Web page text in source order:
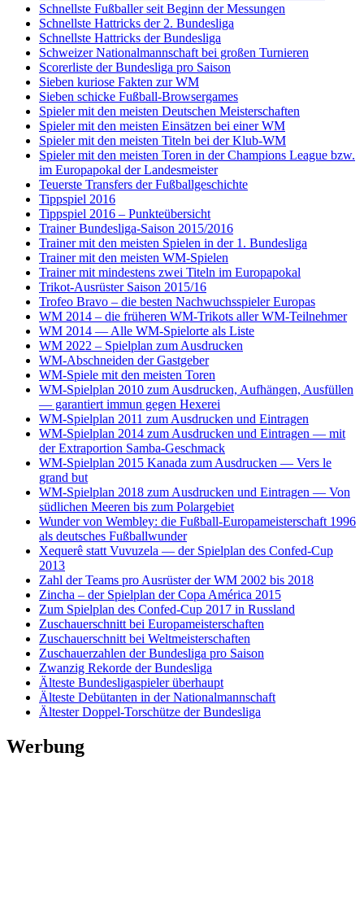
Schnellste Fußballer seit Beginn der Messungen
Schnellste Hattricks der 2. Bundesliga
Schnellste Hattricks der Bundesliga
Schweizer Nationalmannschaft bei großen Turnieren
Scorerliste der Bundesliga pro Saison
Sieben kuriose Fakten zur WM
Sieben schicke Fußball-Browsergames
Spieler mit den meisten Deutschen Meisterschaften
Spieler mit den meisten Einsätzen bei einer WM
Spieler mit den meisten Titeln bei der Klub-WM
Spieler mit den meisten Toren in der Champions League bzw.
im Europapokal der Landesmeister
Teuerste Transfers der Fußballgeschichte
Tippspiel 2016
Tippspiel 2016 – Punkteübersicht
Trainer Bundesliga-Saison 2015/2016
Trainer mit den meisten Spielen in der 1. Bundesliga
Trainer mit den meisten WM-Spielen
Trainer mit mindestens zwei Titeln im Europapokal
Trikot-Ausrüster Saison 2015/16
Trofeo Bravo – die besten Nachwuchsspieler Europas
WM 2014 – die früheren WM-Trikots aller WM-Teilnehmer
WM 2014 — Alle WM-Spielorte als Liste
WM 2022 – Spielplan zum Ausdrucken
WM-Abschneiden der Gastgeber
WM-Spiele mit den meisten Toren
WM-Spielplan 2010 zum Ausdrucken, Aufhängen, Ausfüllen
— garantiert immun gegen Hexerei
WM-Spielplan 2011 zum Ausdrucken und Eintragen
WM-Spielplan 2014 zum Ausdrucken und Eintragen — mit
der Extraportion Samba-Geschmack
WM-Spielplan 2015 Kanada zum Ausdrucken — Vers le
grand but
WM-Spielplan 2018 zum Ausdrucken und Eintragen — Von
südlichen Meeren bis zum Polargebiet
Wunder von Wembley: die Fußball-Europameisterschaft 1996
als deutsches Fußballwunder
Xequerê statt Vuvuzela — der Spielplan des Confed-Cup
2013
Zahl der Teams pro Ausrüster der WM 2002 bis 2018
Zincha – der Spielplan der Copa América 2015
Zum Spielplan des Confed-Cup 2017 in Russland
Zuschauerschnitt bei Europameisterschaften
Zuschauerschnitt bei Weltmeisterschaften
Zuschauerzahlen der Bundesliga pro Saison
Zwanzig Rekorde der Bundesliga
Älteste Bundesligaspieler überhaupt
Älteste Debütanten in der Nationalmannschaft
Ältester Doppel-Torschütze der Bundesliga
Werbung